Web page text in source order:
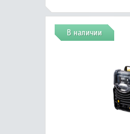
В наличии